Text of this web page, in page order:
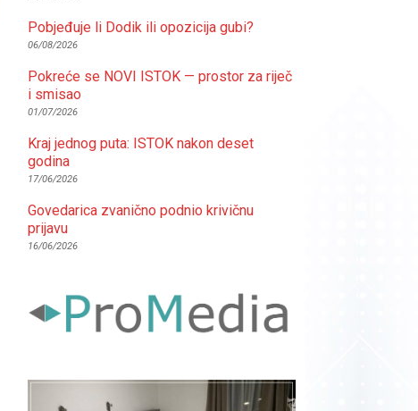
Pobjeđuje li Dodik ili opozicija gubi?
06/08/2026
Pokreće se NOVI ISTOK — prostor za riječ
i smisao
01/07/2026
Kraj jednog puta: ISTOK nakon deset
godina
17/06/2026
Govedarica zvanično podnio krivičnu
prijavu
16/06/2026